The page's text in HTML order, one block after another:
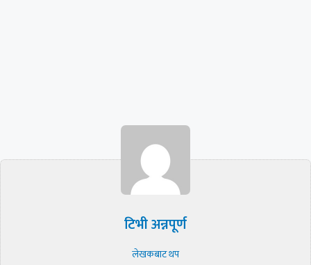
टिभी अन्नपूर्ण
लेखकबाट थप